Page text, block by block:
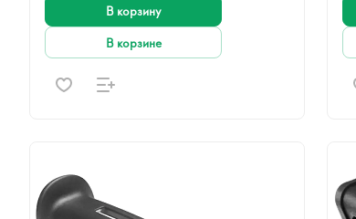
В корзину
В корзине